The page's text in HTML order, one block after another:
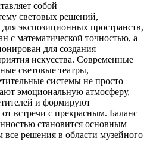
собой
световых решений,
экспозиционных пространств,
с математической точностью, а
для создания
искусства. Современные
световые театры,
системы не просто
эмоциональную атмосферу,
и формируют
встречи с прекрасным. Баланс
становится основным
решения в области музейного